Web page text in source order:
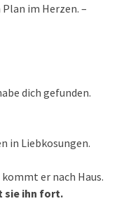
im Herzen. –
dich gefunden.
in Liebkosungen.
er nach Haus.
sie ihn fort.